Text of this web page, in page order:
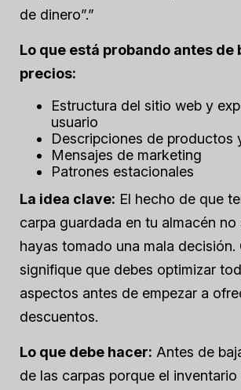
de dinero”.”
Lo que está probando antes de
precios:
Estructura del sitio web y
usuario
Descripciones de productos
Mensajes de marketing
Patrones estacionales
La idea clave: El hecho de que
carpa guardada en tu almacén
hayas tomado una mala decisión.
signifique que debes optimizar
aspectos antes de empezar a
descuentos.
Lo que debe hacer: Antes de
de las carpas porque el inventario